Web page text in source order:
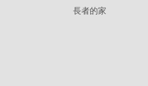
長者的家